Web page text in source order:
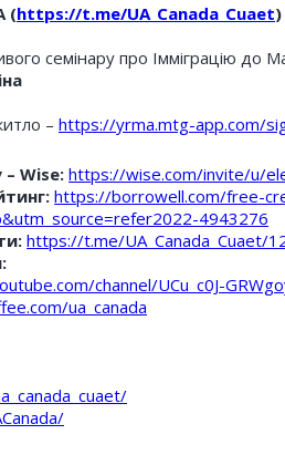
(https://t.me/UA_Canada_Cuaet)
семінару про Імміграцію до
– https://yrma.mtg-app.com/
Wise: https://wise.com/invite/u/
https://borrowell.com/free-
4943276
https://t.me/UA_Canada_Cuaet/
channel/UCu_c0J-
ua_canada